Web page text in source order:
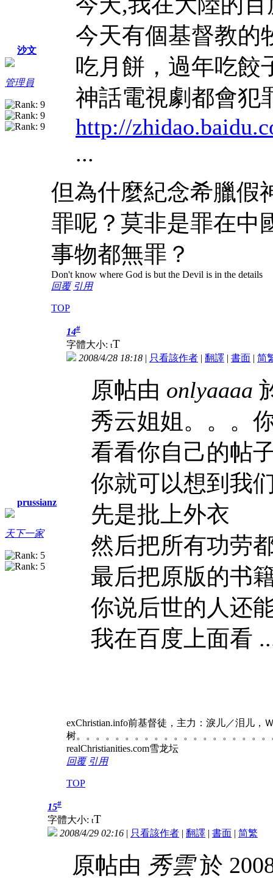
沙文
管理員
今天有個基督教的
吃月餅，過年吃餃
神話電視劇都會犯
http://
...
但為什麼紀念希臘假
罪呢？莫非是罪在中
事物都無罪？
Don't know where God is but the Devil is in the details
回覆 引用
TOP
prussianz
天下一家
14#
字體大小: tT
2008/4/28 18:18 | 只看該作者 | 翻譯 | 書面 | 简
原帖由 onlyaaaa
秀云姐姐。。。
看看你自己的帖
你就可以想到我
先是批上外衣
然后把所有功劳
最后把原版的书
你说后世的人还
我在百度上面看
exChristian.info前基督徒，主力：淚儿／泪儿，
树。。。。。。。。。。。。。。。。。。。
realChristianities.com雪龙坛
回覆 引用
TOP
15#
字體大小: tT
2008/4/29 02:16 | 只看該作者 | 翻譯 | 書面 | 简繁
原帖由 秀雲於